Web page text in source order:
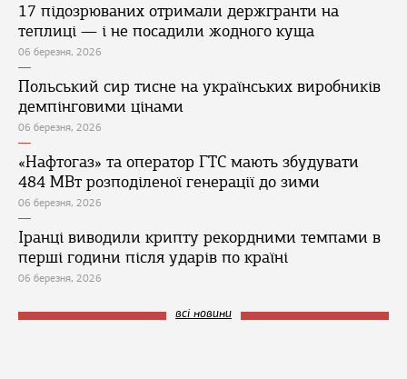
17 підозрюваних отримали держгранти на
теплиці — і не посадили жодного куща
06 березня, 2026
Польський сир тисне на українських виробників
демпінговими цінами
06 березня, 2026
«Нафтогаз» та оператор ГТС мають збудувати
484 МВт розподіленої генерації до зими
06 березня, 2026
Іранці виводили крипту рекордними темпами в
перші години після ударів по країні
06 березня, 2026
всі новини